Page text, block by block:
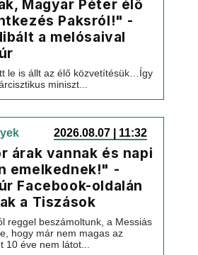
Magyar Péter élő
Paksról!" -
a melósaival
le is állt az élő közvetítésük…Így
miniszt...
2026.08.07 | 11:32
árak vannak és napi
emelkednek!" -
Facebook-oldalán
a Tiszások
reggel beszámoltunk, a Messiás
hogy már nem magas az
10 éve nem látot...